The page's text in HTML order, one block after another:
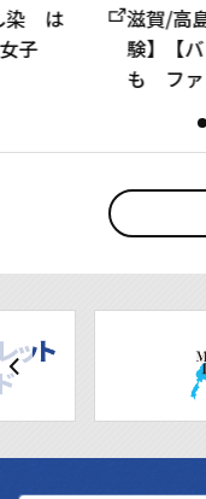
染 は
子
滋賀/高
験】【
も ファ